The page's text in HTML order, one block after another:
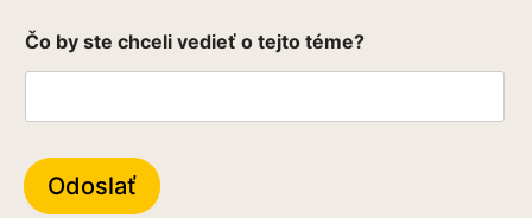
Č
o
M
n
Čo by ste chceli vedieť o tejto téme?
Odoslať